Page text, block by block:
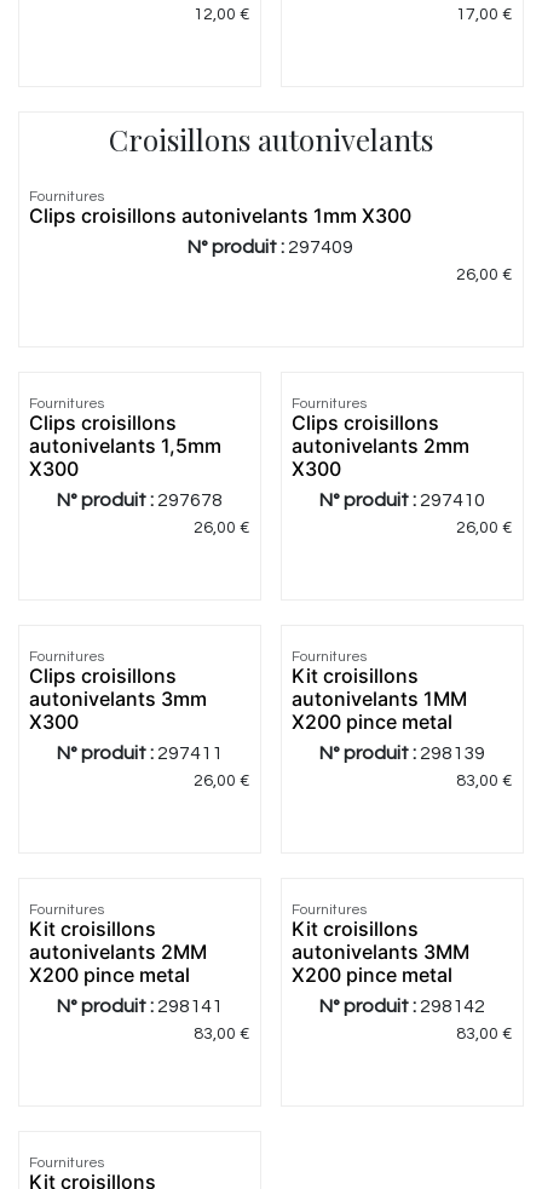
12,00 € 17,00 €
Croisillons autonivelants
Fournitures
Clips croisillons autonivelants 1mm X300
N° produit : 297409
26,00 €
Fournitures
Clips croisillons
autonivelants 1,5mm
X300
N° produit : 297678
26,00 €
Fournitures
Clips croisillons
autonivelants 2mm
X300
N° produit : 297410
26,00 €
Fournitures
Clips croisillons
autonivelants 3mm
X300
N° produit : 297411
26,00 €
Fournitures
Kit croisillons
autonivelants 1MM
X200 pince metal
N° produit : 298139
83,00 €
Fournitures
Kit croisillons
autonivelants 2MM
X200 pince metal
N° produit : 298141
83,00 €
Fournitures
Kit croisillons
autonivelants 3MM
X200 pince metal
N° produit : 298142
83,00 €
Fournitures
Kit croisillons